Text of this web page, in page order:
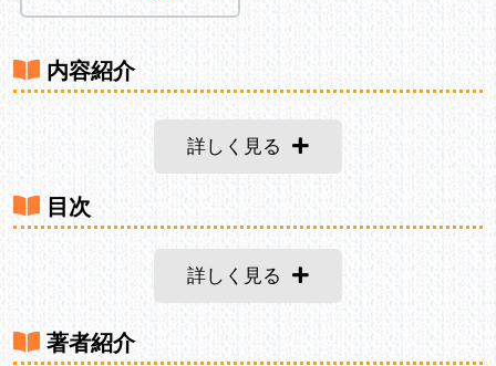
内容紹介
詳しく見る
目次
詳しく見る
著者紹介